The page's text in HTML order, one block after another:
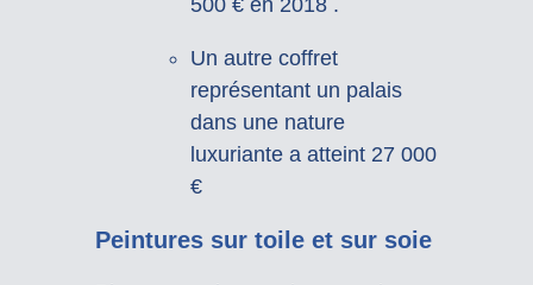
Un autre coffret
représentant un palais
dans une nature
luxuriante a atteint 27 000
€
Peintures sur toile et sur soie